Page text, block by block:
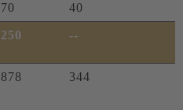
70 40
250 --
878 344